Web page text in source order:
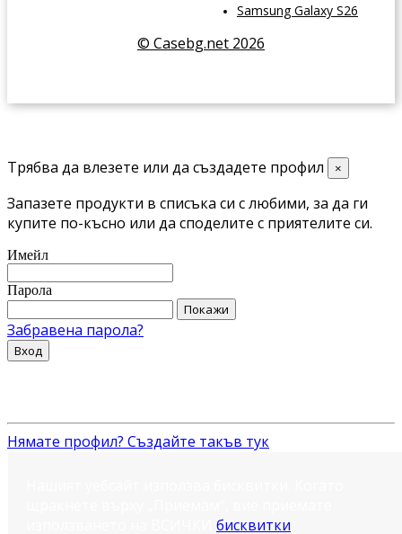
Samsung Galaxy S26
© Casebg.net 2026
Трябва да влезете или да създадете профил ×
Запазете продукти в списъка си с любими, за да ги
купите по-късно или да споделите с приятелите си.
Имейл
Парола
Покажи
Забравена парола?
Вход
Нямате профил? Създайте такъв тук
бисквитки